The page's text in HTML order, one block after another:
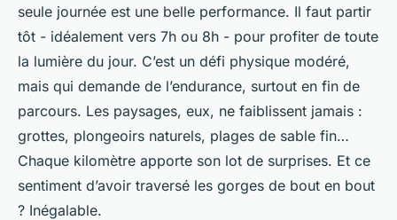
seule journée est une belle performance. Il faut partir
tôt - idéalement vers 7h ou 8h - pour profiter de toute
la lumière du jour. C’est un défi physique modéré,
mais qui demande de l’endurance, surtout en fin de
parcours. Les paysages, eux, ne faiblissent jamais :
grottes, plongeoirs naturels, plages de sable fin…
Chaque kilomètre apporte son lot de surprises. Et ce
sentiment d’avoir traversé les gorges de bout en bout
? Inégalable.